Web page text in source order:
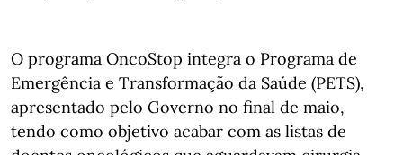
O programa OncoStop integra o Programa de
Emergência e Transformação da Saúde (PETS),
apresentado pelo Governo no final de maio,
tendo como objetivo acabar com as listas de